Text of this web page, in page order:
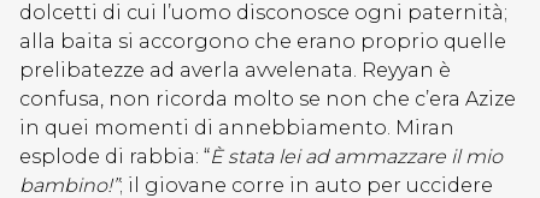
dolcetti di cui l’uomo disconosce ogni paternità;
alla baita si accorgono che erano proprio quelle
prelibatezze ad averla avvelenata. Reyyan è
confusa, non ricorda molto se non che c’era Azize
in quei momenti di annebbiamento. Miran
esplode di rabbia: “È stata lei ad ammazzare il mio
bambino!”; il giovane corre in auto per uccidere